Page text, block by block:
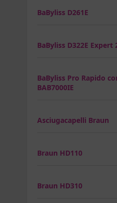
BaByliss D261E
BaByliss D322E Expert
BaByliss Pro Rapido
BAB7000IE
Asciugacapelli Braun
Braun HD110
Braun HD310